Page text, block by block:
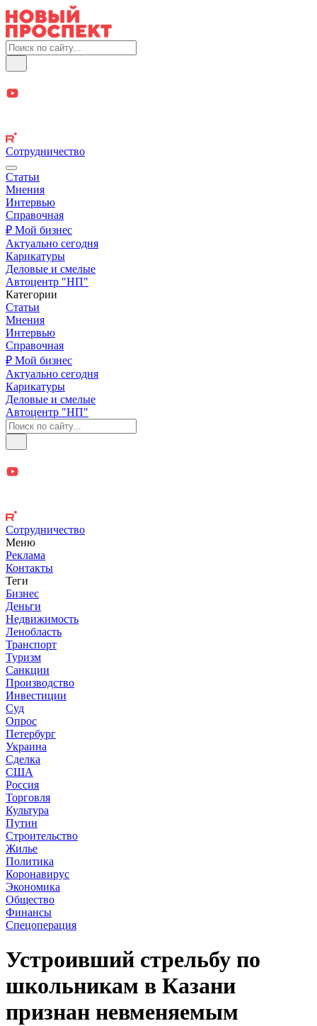
Сотрудничество
Статьи
Мнения
Интервью
Справочная
₽ Мой бизнес
Актуально сегодня
Карикатуры
Деловые и смелые
Автоцентр "НП"
Категории
Статьи
Мнения
Интервью
Справочная
₽ Мой бизнес
Актуально сегодня
Карикатуры
Деловые и смелые
Автоцентр "НП"
Сотрудничество
Меню
Реклама
Контакты
Теги
Бизнес
Деньги
Недвижимость
Ленобласть
Транспорт
Туризм
Санкции
Производство
Инвестиции
Суд
Опрос
Петербург
Украина
Сделка
США
Россия
Торговля
Культура
Путин
Строительство
Жилье
Политика
Коронавирус
Экономика
Общество
Финансы
Спецоперация
Устроивший стрельбу по
школьникам в Казани
признан невменяемым